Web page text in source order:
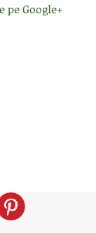
pe Google+